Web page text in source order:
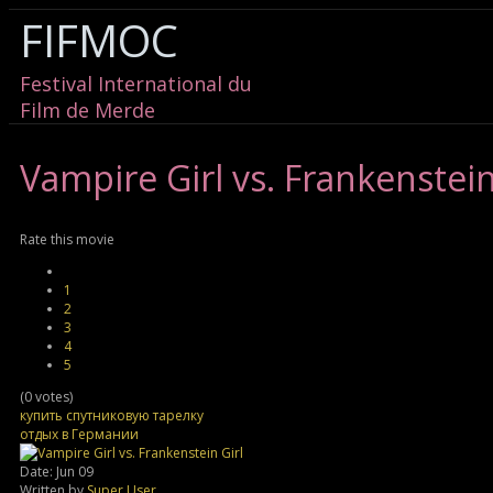
FIFMOC
Festival International du
Film de Merde
Vampire Girl vs.
Rate this movie
1
2
3
4
5
(0 votes)
купить спутниковую тарелку
отдых в Германии
Date: Jun 09